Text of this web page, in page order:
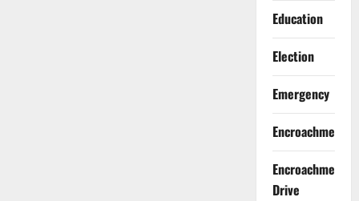
Education
Election
Emergency
Encroachment
Encroachment
Drive